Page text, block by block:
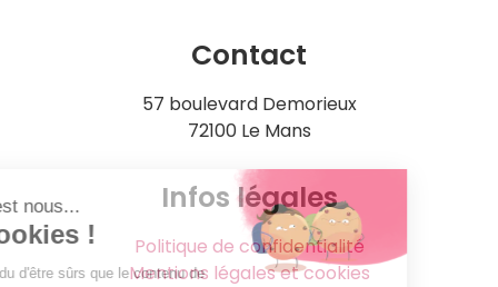
Contact
57 boulevard Demorieux
72100 Le Mans
Infos légales
Politique de confidentialité
Mentions légales et cookies